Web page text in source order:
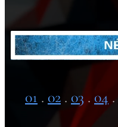
01 . 02 . 03 . 04 .